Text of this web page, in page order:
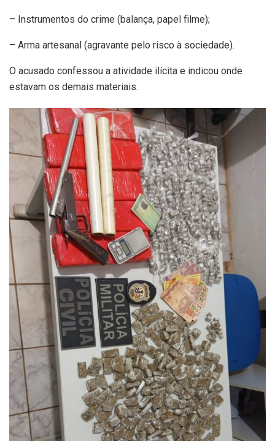
– Instrumentos do crime (balança, papel filme);
– Arma artesanal (agravante pelo risco à sociedade).
O acusado confessou a atividade ilícita e indicou onde
estavam os demais materiais.